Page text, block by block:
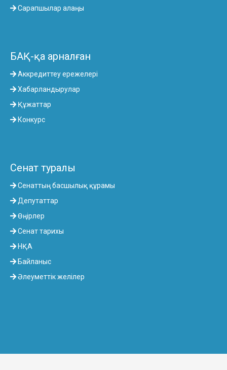
Сарапшылар алаңы
БАҚ-қа арналған
Аккредиттеу ережелері
Хабарландырулар
Құжаттар
Конкурс
Сенат туралы
Сенаттың басшылық құрамы
Депутаттар
Өңірлер
Сенат тарихы
НҚА
Байланыс
Әлеуметтік желілер